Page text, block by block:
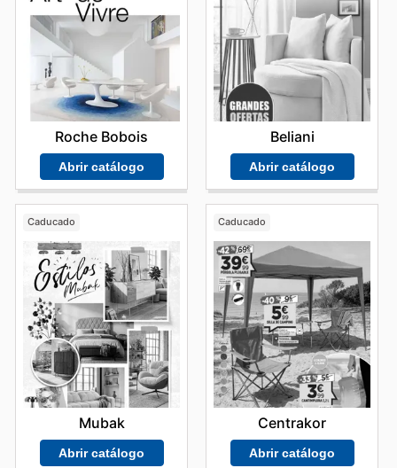
Roche Bobois
Abrir catálogo
Beliani
Abrir catálogo
Caducado
Mubak
Abrir catálogo
Caducado
Centrakor
Abrir catálogo